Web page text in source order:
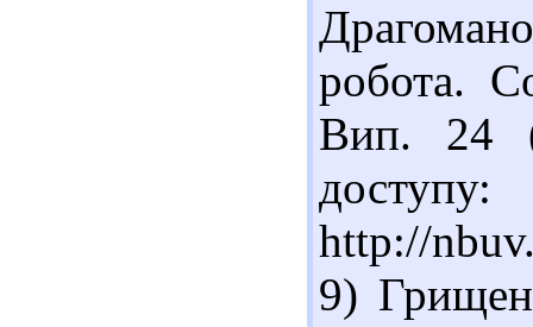
робота.
Вип. 24
доступу:
http://
9)